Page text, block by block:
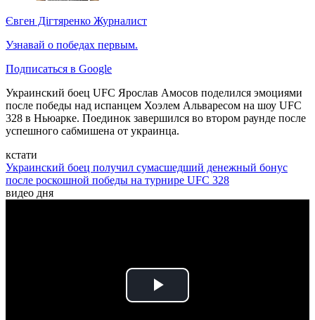
Євген Дігтяренко Журналист
Узнавай о победах первым.
Подписаться в Google
Украинский боец UFC Ярослав Амосов поделился эмоциями
после победы над испанцем Хоэлем Альваресом на шоу UFC
328 в Ньюарке. Поединок завершился во втором раунде после
успешного сабмишена от украинца.
кстати
Украинский боец получил сумасшедший денежный бонус
после роскошной победы на турнире UFC 328
видео дня
Play